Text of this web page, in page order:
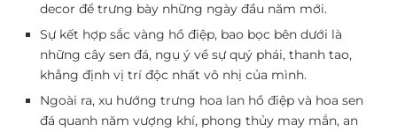
decor để trưng bày những ngày đầu năm mới.
Sự kết hợp sắc vàng hồ điệp, bao bọc bên dưới là
những cây sen đá, ngụ ý về sự quý phái, thanh tao,
khẳng định vị trí độc nhất vô nhị của mình.
Ngoài ra, xu hướng trưng hoa lan hồ điệp và hoa sen
đá quanh năm vượng khí, phong thủy may mắn, an